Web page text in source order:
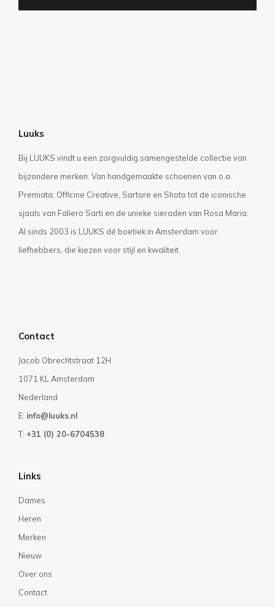
Luuks
Bij LUUKS vindt u een zorgvuldig samengestelde collectie van
bijzondere merken. Van handgemaakte schoenen van o.a.
Premiata, Officine Creative, Sartore en Shoto tot de iconische
sjaals van Faliero Sarti en de unieke sieraden van Rosa Maria.
Al sinds 2003 is LUUKS dé boetiek in Amsterdam voor
liefhebbers, die kiezen voor stijl en kwaliteit.
Contact
Jacob Obrechtstraat 12H
1071 KL Amsterdam
Nederland
E: info@luuks.nl
T: +31 (0) 20-6704538
Links
Dames
Heren
Merken
Nieuw
Over ons
Contact